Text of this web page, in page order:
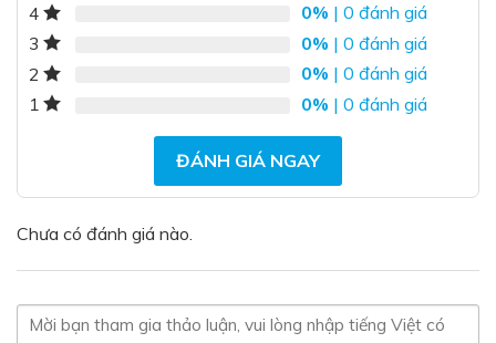
4
0% | 0 đánh giá
3
0% | 0 đánh giá
2
0% | 0 đánh giá
1
0% | 0 đánh giá
ĐÁNH GIÁ NGAY
Chưa có đánh giá nào.